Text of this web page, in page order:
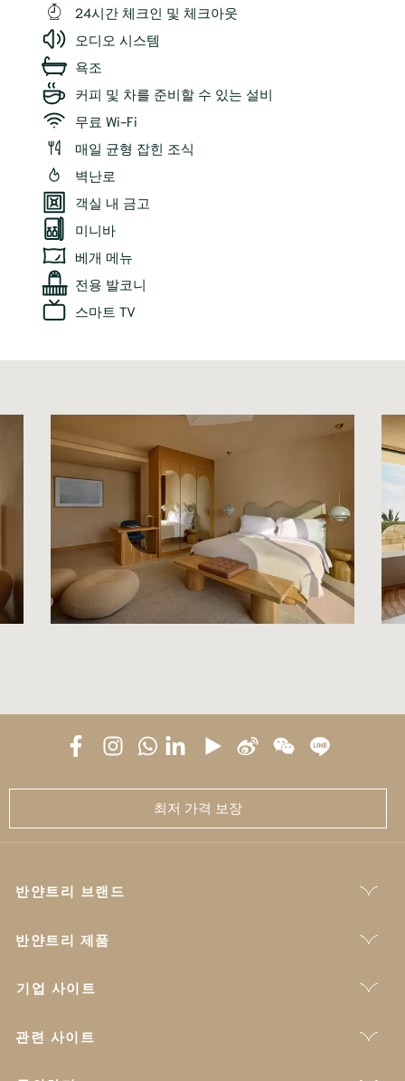
24시간 체크인 및 체크아웃
오디오 시스템
욕조
커피 및 차를 준비할 수 있는 설비
무료 Wi-Fi
매일 균형 잡힌 조식
벽난로
객실 내 금고
미니바
베개 메뉴
전용 발코니
스마트 TV
최저 가격 보장
반얀트리 브랜드
반얀트리 제품
기업 사이트
관련 사이트